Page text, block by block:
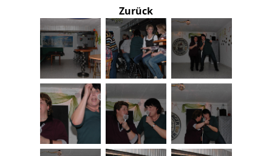
Zurück